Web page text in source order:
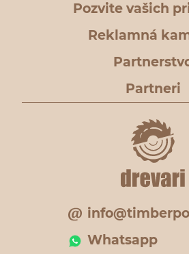
Pozvite vašich
Reklamná
Partneri
Whatsapp